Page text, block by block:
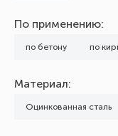
По применению:
по бетону по
Материал:
Оцинкованная сталь